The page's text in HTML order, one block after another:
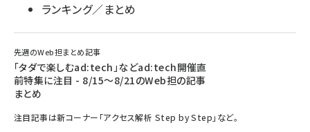
ランキング／まとめ
先週のWeb担まとめ記事
「タダで楽しむad:tech」などad:tech開催直
前特集に注目 - 8/15～8/21のWeb担の記事
まとめ
注目記事は新コーナー「アクセス解析 Step by Step」など。